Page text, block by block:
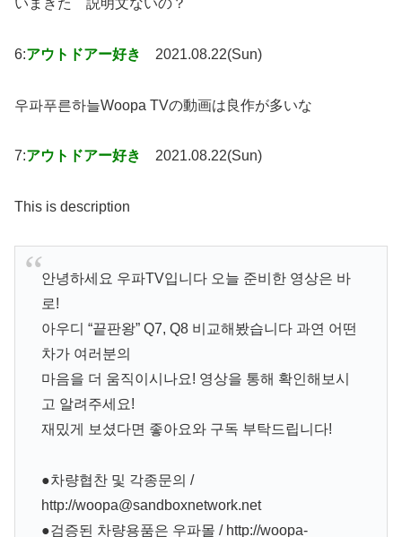
いまきた 説明文ないの？
6:アウトドアー好き 2021.08.22(Sun)
우파푸른하늘Woopa TVの動画は良作が多いな
7:アウトドアー好き 2021.08.22(Sun)
This is description
안녕하세요 우파TV입니다 오늘 준비한 영상은 바
로!
아우디 “끝판왕” Q7, Q8 비교해봤습니다 과연 어떤
차가 여러분의
마음을 더 움직이시나요! 영상을 통해 확인해보시
고 알려주세요!
재밌게 보셨다면 좋아요와 구독 부탁드립니다!
●차량협찬 및 각종문의 /
http://woopa@sandboxnetwork.net
●검증된 차량용품은 우파몰 / http://woopa-